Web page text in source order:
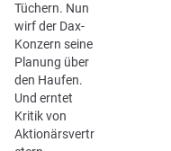
Tüchern. Nun
wirf der Dax-
Konzern seine
Planung über
den Haufen.
Und erntet
Kritik von
Aktionärsvertr